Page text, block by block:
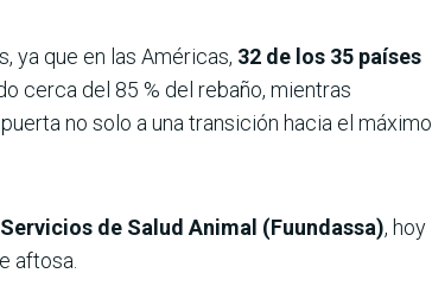
ya que en las Américas, 32 de los 35 países
cerca del 85 % del rebaño, mientras
no solo a una transición hacia el máximo
de Salud Animal (Fuundassa), hoy
aftosa.